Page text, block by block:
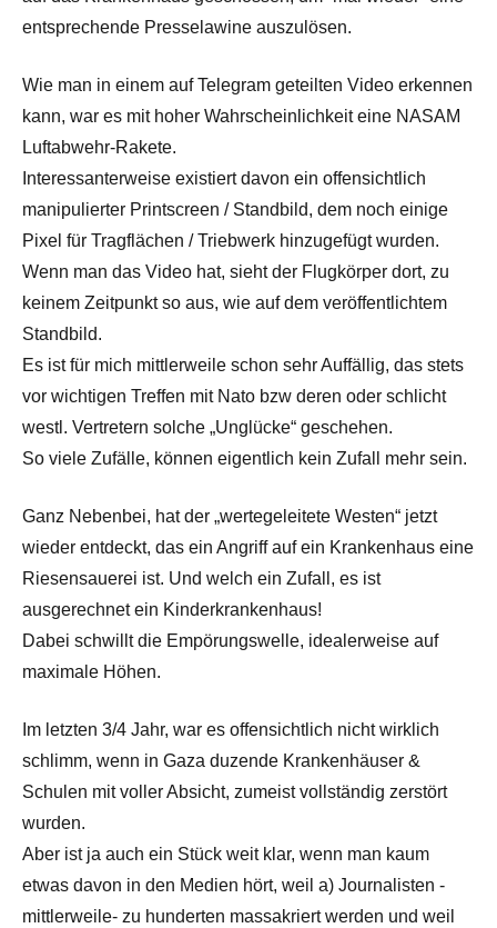
entsprechende Presselawine auszulösen.
Wie man in einem auf Telegram geteilten Video erkennen
kann, war es mit hoher Wahrscheinlichkeit eine NASAM
Luftabwehr-Rakete.
Interessanterweise existiert davon ein offensichtlich
manipulierter Printscreen / Standbild, dem noch einige
Pixel für Tragflächen / Triebwerk hinzugefügt wurden.
Wenn man das Video hat, sieht der Flugkörper dort, zu
keinem Zeitpunkt so aus, wie auf dem veröffentlichtem
Standbild.
Es ist für mich mittlerweile schon sehr Auffällig, das stets
vor wichtigen Treffen mit Nato bzw deren oder schlicht
westl. Vertretern solche „Unglücke“ geschehen.
So viele Zufälle, können eigentlich kein Zufall mehr sein.
Ganz Nebenbei, hat der „wertegeleitete Westen“ jetzt
wieder entdeckt, das ein Angriff auf ein Krankenhaus eine
Riesensauerei ist. Und welch ein Zufall, es ist
ausgerechnet ein Kinderkrankenhaus!
Dabei schwillt die Empörungswelle, idealerweise auf
maximale Höhen.
Im letzten 3/4 Jahr, war es offensichtlich nicht wirklich
schlimm, wenn in Gaza duzende Krankenhäuser &
Schulen mit voller Absicht, zumeist vollständig zerstört
wurden.
Aber ist ja auch ein Stück weit klar, wenn man kaum
etwas davon in den Medien hört, weil a) Journalisten -
mittlerweile- zu hunderten massakriert werden und weil